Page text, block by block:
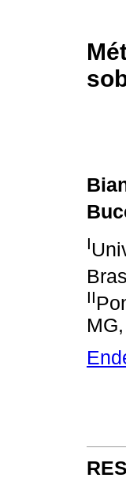
I
II